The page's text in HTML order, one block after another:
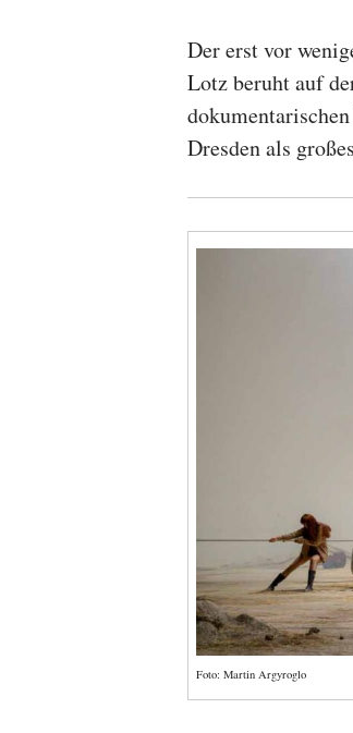
Der erst vor
Lotz beruht auf
Dresden als
Foto: Martin Argyroglo